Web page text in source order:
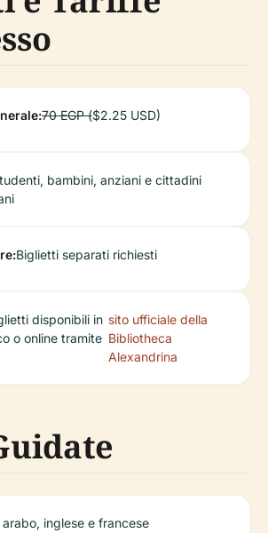
70 EGP ($2.25 USD)
bambini, anziani e cittadini
Biglietti separati richiesti
disponibili in
o online tramite
sito ufficiale della
Bibliotheca
Alexandrina
arabo, inglese e francese